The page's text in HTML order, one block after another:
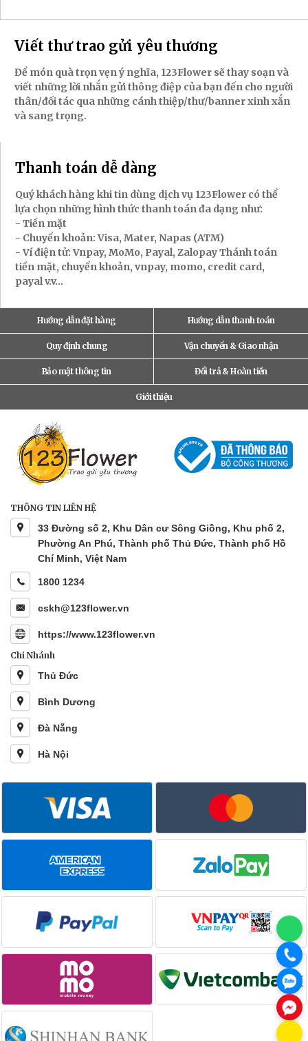
Viết thư trao gửi yêu thương
Để món quà trọn vẹn ý nghĩa, 123Flower sẽ thay soạn và
viết những lời nhắn gửi thông điệp của bạn đến cho người
thân/đối tác qua những cánh thiệp/thư/banner xinh xắn
và sang trọng.
Thanh toán dễ dàng
Quý khách hàng khi tin dùng dịch vụ 123Flower có thể
lựa chọn những hình thức thanh toán đa dạng như:
- Tiền mặt
- Chuyển khoản: Visa, Mater, Napas (ATM)
- Ví điện tử: Vnpay, MoMo, Payal, Zalopay Thánh toán
tiền mặt, chuyển khoản, vnpay, momo, credit card,
payal v.v...
Hướng dẫn đặt hàng Hướng dẫn thanh toán
Quy định chung Vận chuyển & Giao nhận
Bảo mật thông tin Đổi trả & Hoàn tiền
Giới thiệu
THÔNG TIN LIÊN HỆ
33 Đường số 2, Khu Dân cư Sông Giồng, Khu phố 2,
Phường An Phú, Thành phố Thủ Đức, Thành phố Hồ
Chí Minh, Việt Nam
1800 1234
cskh@123flower.vn
https://www.123flower.vn
Chi Nhánh
Thủ Đức
Bình Dương
Đà Nẵng
Hà Nội